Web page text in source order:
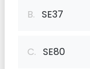
B. SE37
C. SE80